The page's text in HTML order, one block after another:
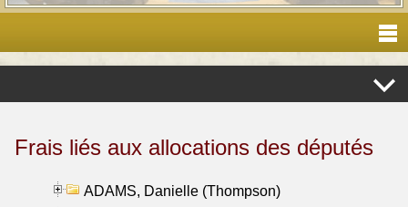
Frais liés aux allocations des députés
ADAMS, Danielle (Thompson)